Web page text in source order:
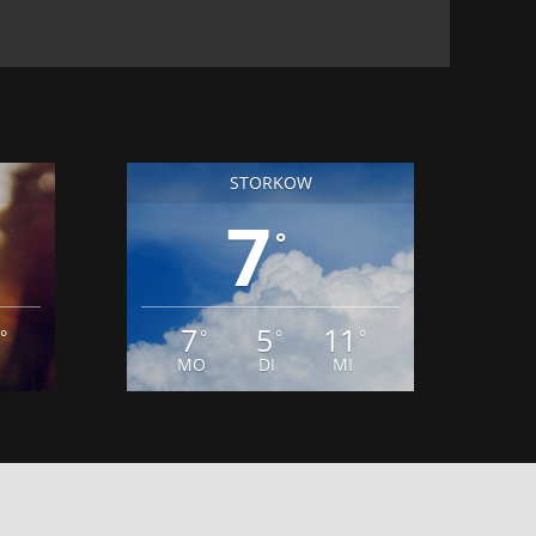
°
STORKOW
7°
7 °
MO
5°
DI
11 °
MI